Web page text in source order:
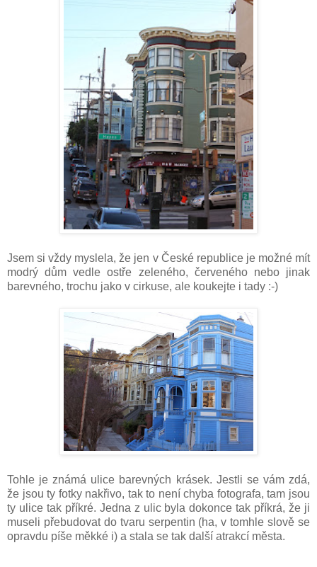
Jsem si vždy myslela, že jen v České republice je možné mít
modrý dům vedle ostře zeleného, červeného nebo jinak
barevného, trochu jako v cirkuse, ale koukejte i tady :-)
Tohle je známá ulice barevných krásek. Jestli se vám zdá,
že jsou ty fotky nakřivo, tak to není chyba fotografa, tam jsou
ty ulice tak příkré. Jedna z ulic byla dokonce tak příkrá, že ji
museli přebudovat do tvaru serpentin (ha, v tomhle slově se
opravdu píše měkké i) a stala se tak další atrakcí města.